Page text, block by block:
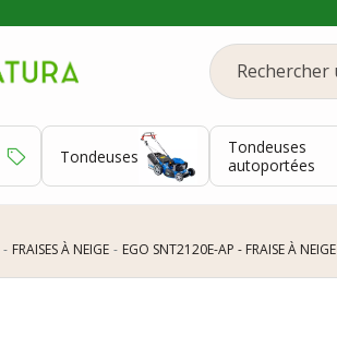
Tondeuses
Tondeuses
autoportées
FRAISES À NEIGE EGO SNT2120E-AP - FRAISE À NEIGE